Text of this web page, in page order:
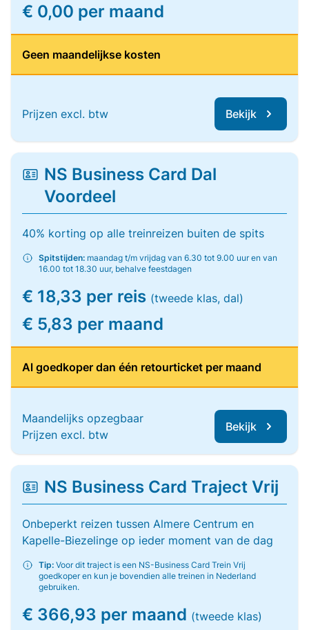
€ 0,00 per maand
Geen maandelijkse kosten
Prijzen excl. btw Bekijk
NS Business Card Dal
Voordeel
40% korting op alle treinreizen buiten de spits
Spitstijden: maandag t/m vrijdag van 6.30 tot 9.00 uur en van
16.00 tot 18.30 uur, behalve feestdagen
€ 18,33 per reis (tweede klas, dal)
€ 5,83 per maand
Al goedkoper dan één retourticket per maand
Maandelijks opzegbaar
Prijzen excl. btw
Bekijk
NS Business Card Traject Vrij
Onbeperkt reizen tussen Almere Centrum en
Kapelle-Biezelinge op ieder moment van de dag
Tip: Voor dit traject is een NS-Business Card Trein Vrij
goedkoper en kun je bovendien alle treinen in Nederland
gebruiken.
€ 366,93 per maand (tweede klas)